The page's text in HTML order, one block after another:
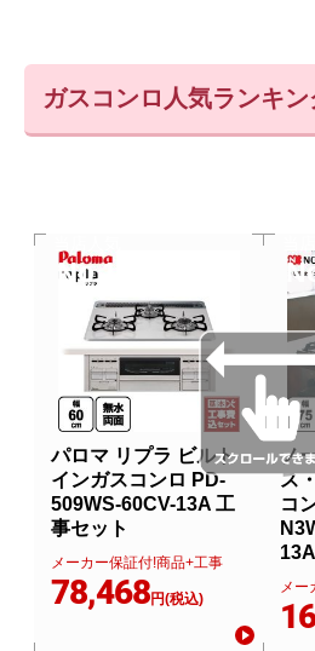
ガスコンロ人気ランキン
No.1
パロマ リプラ ビルト
インガスコンロ PD-
509WS-60CV-13A 工
事セット
メーカー保証付!商品+工事
78,468円(税込)
ノ
ス
コ
メー